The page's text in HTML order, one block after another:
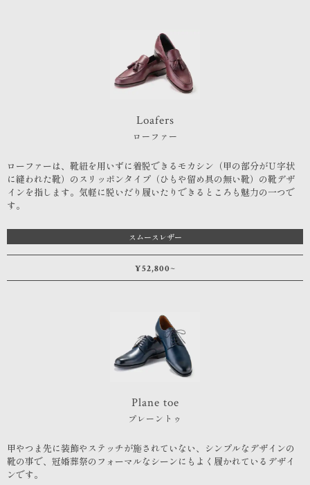
ローファー
Loafers
ローファーは、靴紐を用いずに着脱できるモカシン（甲の部分がＵ字状
に縫われた靴）のスリッポンタイプ（ひもや留め具の無い靴）の靴デザ
インを指します。気軽に脱いだり履いたりできるところも魅力の一つで
す。
スムースレザー
¥52,800~
プレーントゥ
Plane toe
甲やつま先に装飾やステッチが施されていない、シンプルなデザインの
靴の事で、冠婚葬祭のフォーマルなシーンにもよく履かれているデザイ
ンです。